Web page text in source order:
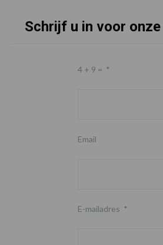
Schrijf u in voor
4 + 9 = *
Email
E-mailadres *